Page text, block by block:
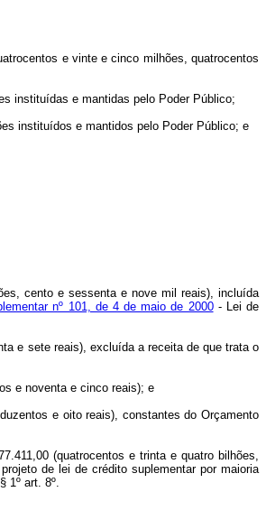
e vinte e cinco milhões, quatrocentos
instituídas e mantidas pelo Poder Público;
instituídos e mantidos pelo Poder Público; e
cento e sessenta e nove mil reais), incluída
nº 101, de 4 de maio de 2000- Lei de
e sete reais), excluída a receita de que trata o
e noventa e cinco reais); e
e oito reais), constantes do Orçamento
(quatrocentos e trinta e quatro bilhões,
de lei de crédito suplementar por maioria
1º art. 8º.